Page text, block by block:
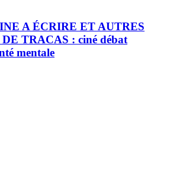
A ÉCRIRE ET AUTRES
DE TRACAS : ciné débat
mentale